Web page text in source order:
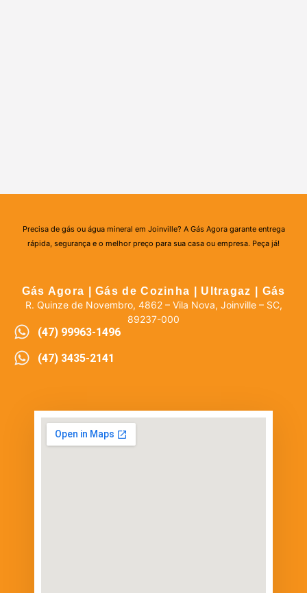
Precisa de gás ou água mineral em Joinville? A Gás Agora garante entrega
rápida, segurança e o melhor preço para sua casa ou empresa. Peça já!
Gás Agora | Gás de Cozinha | Ultragaz | Gás
R. Quinze de Novembro, 4862 – Vila Nova, Joinville – SC,
89237-000
(47) 99963-1496
(47) 3435-2141